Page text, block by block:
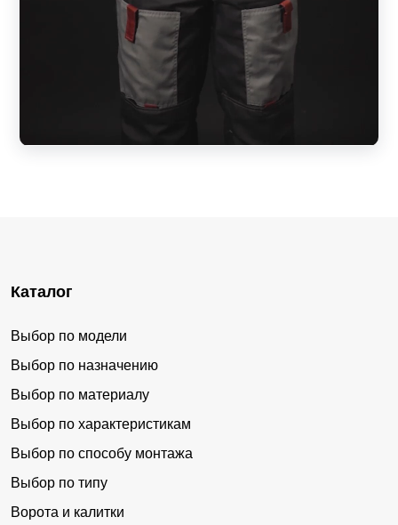
Каталог
Выбор по модели
Выбор по назначению
Выбор по материалу
Выбор по характеристикам
Выбор по способу монтажа
Выбор по типу
Ворота и калитки